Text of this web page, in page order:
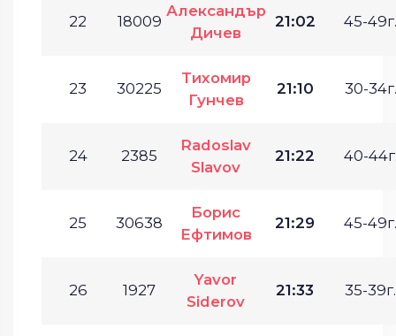
22 18009
Александър
Дичев
21:02 45-49г.
23 30225
Тихомир
Гунчев
21:10 30-34г.
24 2385
Radoslav
Slavov
21:22 40-
25 30638
Борис
Ефтимов
21:29 45-49г.
26 1927
Yavor
Siderov
21:33 35-39г.